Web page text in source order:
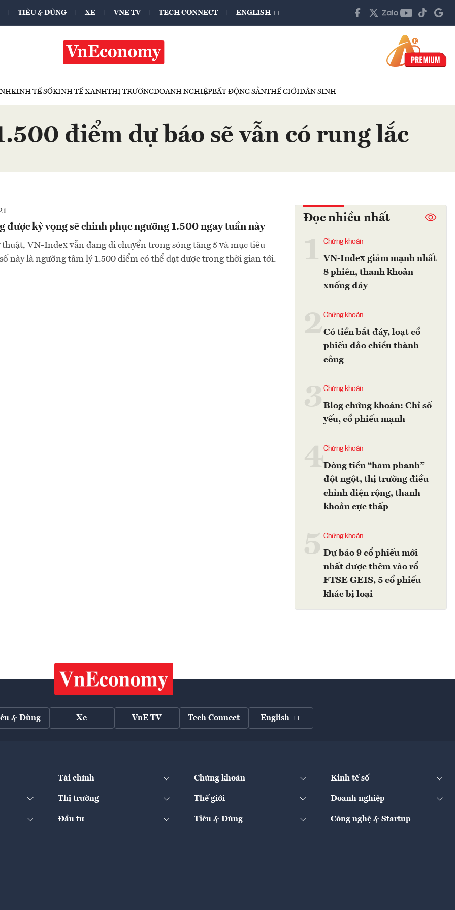
TIÊU & DÙNG XE VNE TV TECH CONNECT ENGLISH ++
KINH TẾ SỐKINH TẾ XANHTHỊ TRƯỜNGDOANH NGHIỆPBẤT ĐỘNG SẢNTHẾ GIỚIDÂN SINH
điểm dự báo sẽ vẫn có rung lắc
được kỳ vọng sẽ chinh phục ngưỡng 1.500 ngay tuần này
VN-Index vẫn đang di chuyển trong sóng tăng 5 và mục tiêu
này là ngưỡng tâm lý 1.500 điểm có thể đạt được trong thời gian tới.
Đọc nhiều nhất
Chứng khoán
VN-Index giảm mạnh nhất
8 phiên, thanh khoản
xuống đáy
2Chứng khoán
Có tiền bắt đáy, loạt cổ
phiếu đảo chiều thành
công
Chứng khoán
Blog chứng khoán: Chỉ số
yếu, cổ phiếu mạnh
4Chứng khoán
Dòng tiền “hãm phanh”
đột ngột, thị trường điều
chỉnh diện rộng, thanh
khoản cực thấp
Chứng khoán
Dự báo 9 cổ phiếu mới
nhất được thêm vào rổ
FTSE GEIS, 5 cổ phiếu
khác bị loại
& Dùng Xe VnE TV Tech Connect English ++
Tài chính Chứng khoán Kinh tế số
Thị trường Thế giới Doanh nghiệp
Đầu tư Tiêu & Dùng Công nghệ & Startup